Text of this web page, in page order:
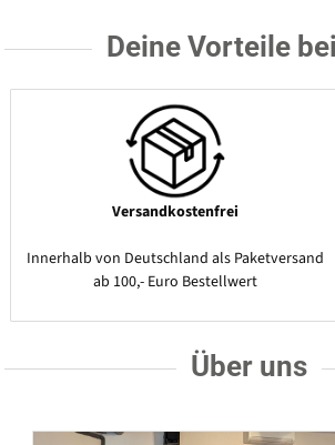
Deine Vorteile
Versandkostenfrei
Innerhalb von Deutschland als Paketversand
ab 100,- Euro Bestellwert
Über uns